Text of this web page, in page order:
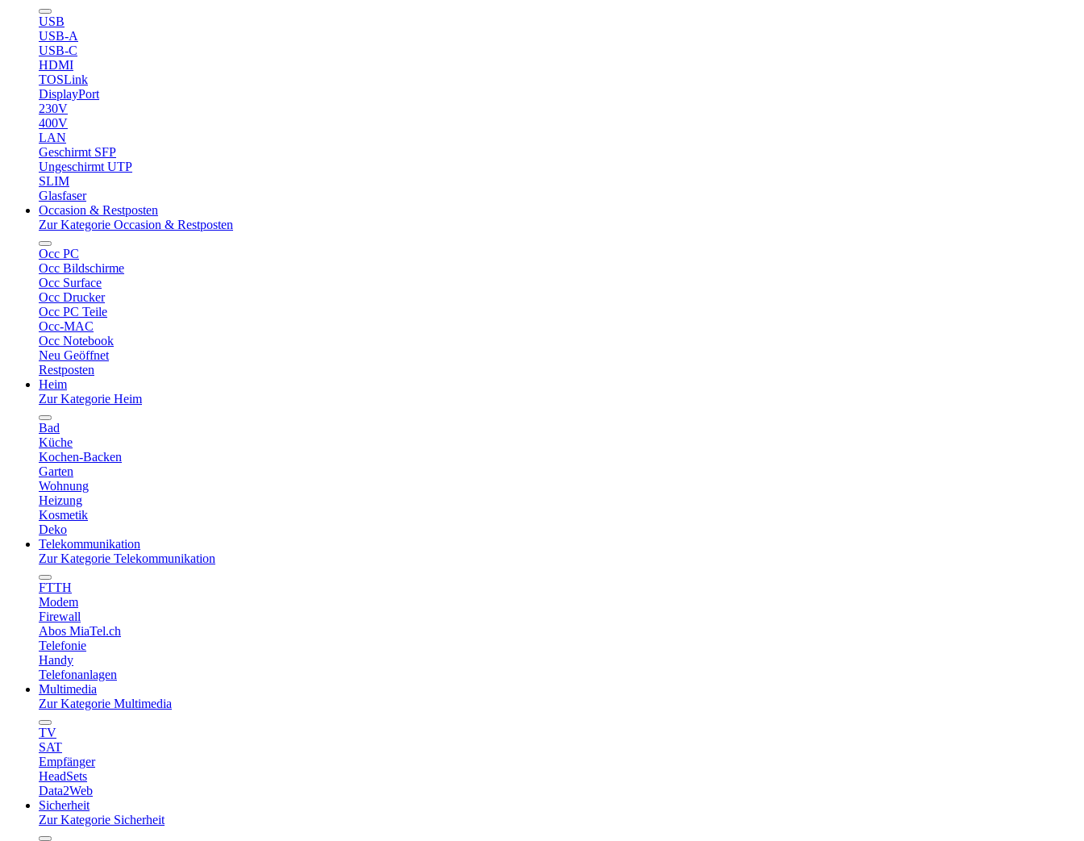
USB
USB-A
USB-C
HDMI
TOSLink
DisplayPort
230V
400V
LAN
Geschirmt SFP
Ungeschirmt UTP
SLIM
Glasfaser
Occasion & Restposten
Zur Kategorie Occasion & Restposten
Occ PC
Occ Bildschirme
Occ Surface
Occ Drucker
Occ PC Teile
Occ-MAC
Occ Notebook
Neu Geöffnet
Restposten
Heim
Zur Kategorie Heim
Bad
Küche
Kochen-Backen
Garten
Wohnung
Heizung
Kosmetik
Deko
Telekommunikation
Zur Kategorie Telekommunikation
FTTH
Modem
Firewall
Abos MiaTel.ch
Telefonie
Handy
Telefonanlagen
Multimedia
Zur Kategorie Multimedia
TV
SAT
Empfänger
HeadSets
Data2Web
Sicherheit
Zur Kategorie Sicherheit